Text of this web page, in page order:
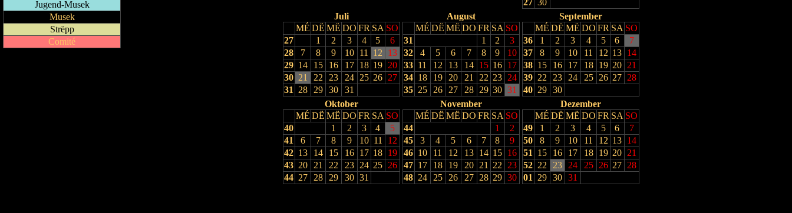
Jugend-Musek
Musek
Strëpp
Comité
Juli
MÉ DË MË DO FR SA SO
27
1 2 3 4 5
6
28
7 8 9 10 11 12
13
29 14 15 16 17 18 19 20
30 21 22 23 24 25 26 27
31
28 29 30 31
August
MÉ DË MË DO FR SA SO
31
1 2
3
32
4 5 6 7 8 9
10
33 11 12 13 14 15 16 17
34 18 19 20 21 22 23 24
35 25 26 27 28 29 30 31
September
MÉ DË MË DO FR SA SO
36
1 2 3 4 5 6
7
37
8 9 10 11 12 13 14
38 15 16 17 18 19 20 21
39 22 23 24 25 26 27 28
40 29
30
Oktober
MÉ DË MË DO FR SA SO
40
1 2 3 4
5
41
6 7 8 9 10 11
12
42 13 14 15 16 17 18 19
43 20 21 22 23 24 25 26
44 27 28 29 30 31
November
MÉ DË MË DO FR SA SO
44
1
2
45
3 4 5 6 7 8
9
46 10 11 12 13 14 15 16
47 17 18 19 20 21 22
23
48 24 25 26 27 28 29 30
Dezember
MÉ DË MË DO FR SA SO
49
1 2 3 4 5 6
7
50
8 9 10 11 12 13 14
51
15 16 17 18 19 20 21
52 22 23 24 25 26 27 28
01
29 30 31